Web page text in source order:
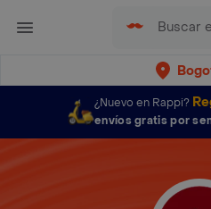
¿Nuevo en Rappi?
envíos gratis por